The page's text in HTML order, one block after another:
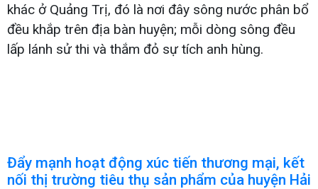
khác ở Quảng Trị, đó là nơi đây sông nước phân bổ
đều khắp trên địa bàn huyện; mỗi dòng sông đều
lấp lánh sử thi và thắm đỏ sự tích anh hùng.
Đẩy mạnh hoạt động xúc tiến thương mại, kết
nối thị trường tiêu thụ sản phẩm của huyện Hải